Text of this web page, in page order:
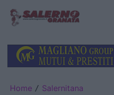
Home / Salernitana